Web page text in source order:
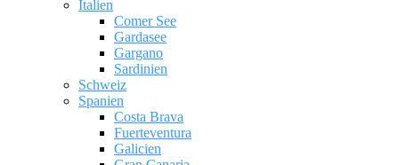
Italien
Comer See
Gardasee
Gargano
Sardinien
Schweiz
Spanien
Costa Brava
Fuerteventura
Galicien